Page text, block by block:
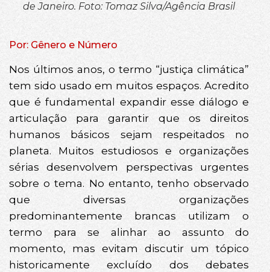
de Janeiro. Foto: Tomaz Silva/Agência Brasil
Por: Gênero e Número
Nos últimos anos, o termo “justiça climática”
tem sido usado em muitos espaços. Acredito
que é fundamental expandir esse diálogo e
articulação para garantir que os direitos
humanos básicos sejam respeitados no
planeta. Muitos estudiosos e organizações
sérias desenvolvem perspectivas urgentes
sobre o tema. No entanto, tenho observado
que diversas organizações
predominantemente brancas utilizam o
termo para se alinhar ao assunto do
momento, mas evitam discutir um tópico
historicamente excluído dos debates